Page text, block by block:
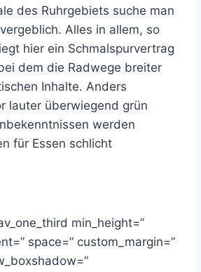
des Ruhrgebiets suche man
Alles in allem, so
hier ein Schmalspurvertrag
dem die Radwege breiter
Inhalte. Anders
lauter überwiegend grün
werden
für Essen schlicht
min_height=”
space=” custom_margin=”